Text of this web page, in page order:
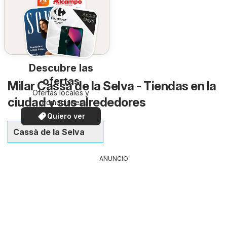
Descubre las
ofertas
Ofertas locales y
promociones
especiales.
Quiero ver
Milar Cassà de la Selva - Tiendas en la
ciudad y sus alrededores
Cassà de la Selva
ANUNCIO